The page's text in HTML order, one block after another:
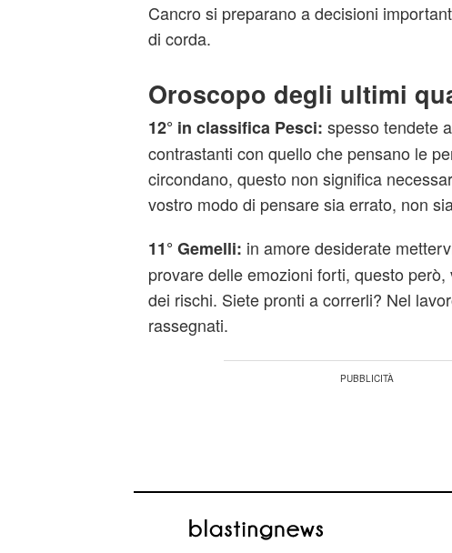
Cancro si preparano a decisioni
di corda.
Oroscopo degli ultimi
12° in classifica Pesci: spesso tendete
contrastanti con quello che pensano le
circondano, questo non significa
vostro modo di pensare sia errato, non
11° Gemelli: in amore desiderate
provare delle emozioni forti, questo
dei rischi. Siete pronti a correrli? Nel
rassegnati.